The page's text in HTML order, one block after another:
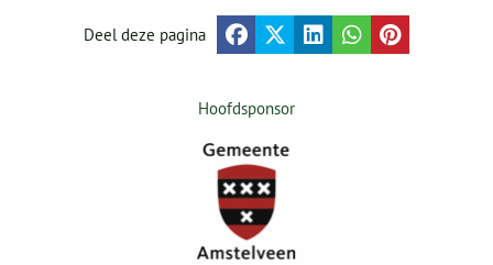
Deel deze pagina
Hoofdsponsor